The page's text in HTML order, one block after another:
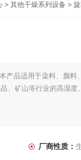
> 其他干燥系列设备 >
产品适用于染料、颜料
、矿山等行业的高湿度
厂商性质：